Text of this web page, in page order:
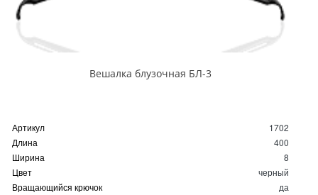
Вешалка блузочная БЛ-3
Артикул
1702
Длина
400
Ширина
8
Цвет
черный
Вращающийся крючок
да